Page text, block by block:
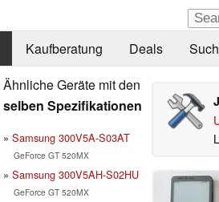
Kaufberatung Deals
Ähnliche Geräte mit den
selben Spezifikationen
Samsung 300V5A-S03AT
GeForce GT 520MX
Samsung 300V5AH-S02HU
GeForce GT 520MX